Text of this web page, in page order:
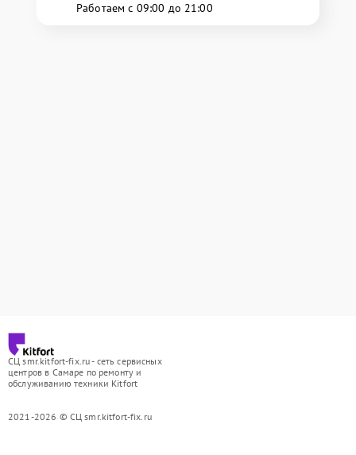
Работаем с 09:00 до 21:00
СЦ smr.kitfort-fix.ru - сеть сервисных
центров в Самаре по ремонту и
обслуживанию техники Kitfort
2021-2026 © СЦ smr.kitfort-fix.ru